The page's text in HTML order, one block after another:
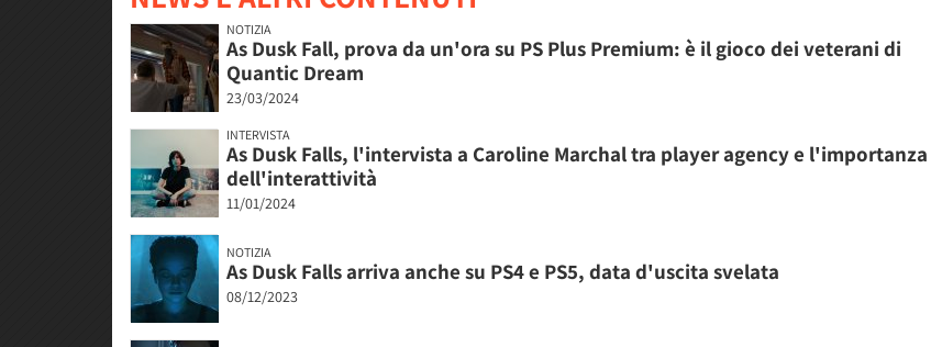
NOTIZIA
As Dusk Fall, prova da un'ora su PS Plus Premium: è il gioco dei veterani di
Quantic Dream
23/03/2024
INTERVISTA
As Dusk Falls, l'intervista a Caroline Marchal tra player agency e l'importanza
dell'interattività
11/01/2024
NOTIZIA
As Dusk Falls arriva anche su PS4 e PS5, data d'uscita svelata
08/12/2023